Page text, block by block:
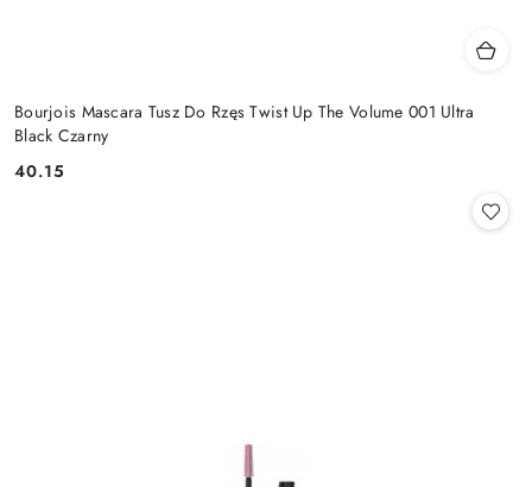
Bourjois Mascara Tusz Do Rzęs Twist Up The Volume 001 Ultra
Black Czarny
Cena:
40.15